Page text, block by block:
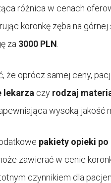
różnica w cenach
koronkę zęba na
za 3000 PLN
że oprócz samej ceny,
lekarza czy rodzaj
wysoką jakość
pakiety opieki po
zawierać w cenie
czynnikiem dla